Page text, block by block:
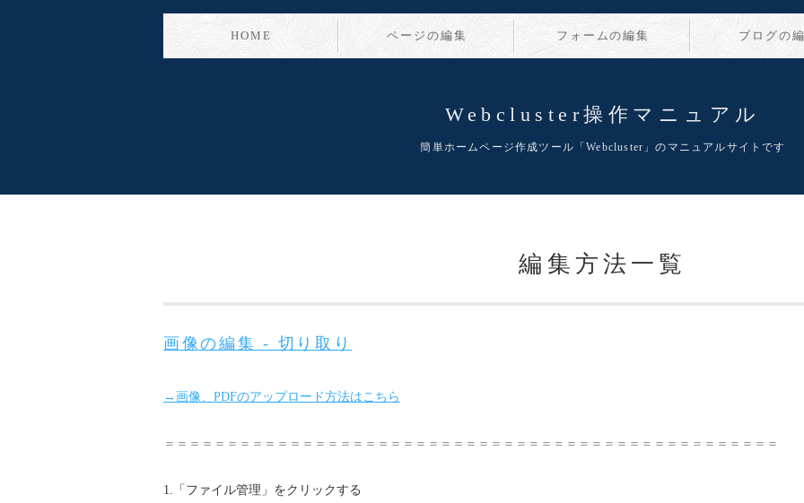
Webcluster操作マニュアル
簡単ホームページ作成ツール「Webcluster」のマニュアルサイトです
HOME ページの編集 フォームの編集 ブログの
編集方法一覧
画像の編集 - 切り取り
→画像、PDFのアップロード方法はこちら
＝＝＝＝＝＝＝＝＝＝＝＝＝＝＝＝＝＝＝＝＝＝＝＝＝＝＝＝＝＝＝＝＝＝＝＝＝＝＝＝＝＝＝＝＝＝＝＝＝
1.「ファイル管理」をクリックする